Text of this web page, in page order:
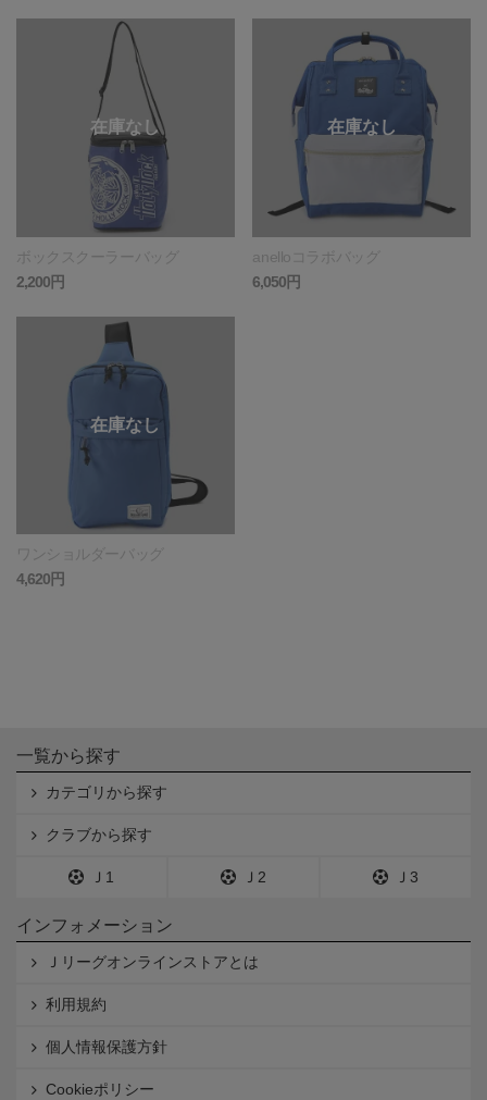
ボックスクーラーバッグ
2,200円
anelloコラボバッグ
6,050円
ワンショルダーバッグ
4,620円
一覧から探す
カテゴリから探す
クラブから探す
Ｊ1 Ｊ2 Ｊ3
インフォメーション
Ｊリーグオンラインストアとは
利用規約
個人情報保護方針
Cookieポリシー